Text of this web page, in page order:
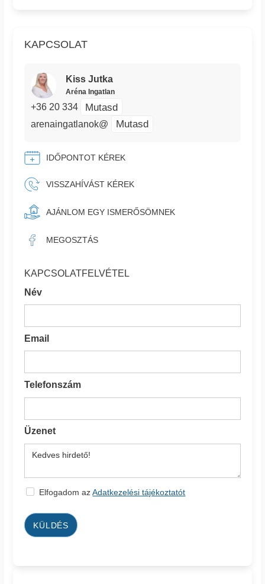
KAPCSOLAT
Kiss Jutka
Aréna Ingatlan
+36 20 334 Mutasd
arenaingatlanok@ Mutasd
IDŐPONTOT KÉREK
VISSZAHÍVÁST KÉREK
AJÁNLOM EGY ISMERŐSÖMNEK
MEGOSZTÁS
KAPCSOLATFELVÉTEL
Név
Email
Telefonszám
Üzenet
Elfogadom azAdatkezelési tájékoztatót
KÜLDÉS